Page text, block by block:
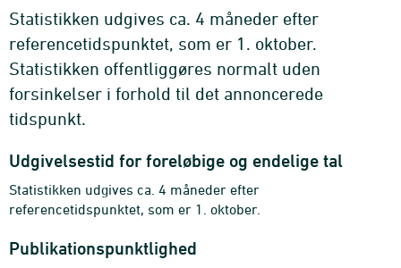
Statistikken udgives ca. 4 måneder efter
referencetidspunktet, som er 1. oktober.
Statistikken offentliggøres normalt uden
forsinkelser i forhold til det annoncerede
tidspunkt.
Udgivelsestid for foreløbige og endelige tal
Statistikken udgives ca. 4 måneder efter
referencetidspunktet, som er 1. oktober.
Publikationspunktlighed